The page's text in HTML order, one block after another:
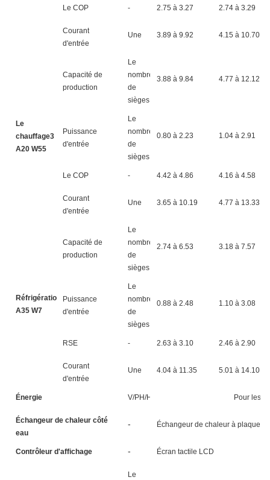
Le COP - 2.75 à 3.27 2.74 à 3.29
Courant
d'entrée
Une 3.89 à 9.92 4.15 à 10.70
Le
chauffage3
A20 W55
Capacité de
production
Le
nombre
de
sièges
3.88 à 9.84 4.77 à 12.12
Puissance
d'entrée
Le
nombre
de
sièges
0.80 à 2.23 1.04 à 2.91
Le COP - 4.42 à 4.86 4.16 à 4.58
Courant
d'entrée
Une 3.65 à 10.19 4.77 à 13.33
Réfrigération4
A35 W7
Capacité de
production
Le
nombre
de
sièges
2.74 à 6.53 3.18 à 7.57
Puissance
d'entrée
Le
nombre
de
sièges
0.88 à 2.48 1.10 à 3.08
RSE - 2.63 à 3.10 2.46 à 2.90
Courant
d'entrée
Une 4.04 à 11.35 5.01 à 14.10
Énergie V/PH/HZ Pour les
Échangeur de chaleur côté
eau
- Échangeur de chaleur à plaques
Contrôleur d'affichage - Écran tactile LCD
Le